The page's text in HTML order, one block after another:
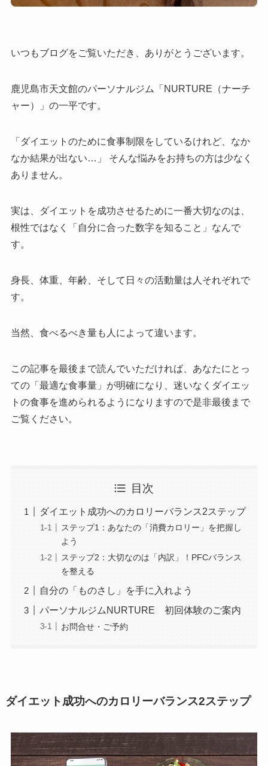
いつもブログをご覧いただき、ありがとうございます。
鹿児島市天文館のパーソナルジム「NURTURE（ナーチ
ャー）」の一平です。
「ダイエットのために食事制限をしているけれど、なか
なか結果が出ない…」 そんな悩みをお持ちの方は少なく
ありません。
実は、ダイエットを成功させるために一番大切なのは、
根性ではなく「自分に合った数字を知ること」なんで
す。
身長、体重、年齢、そして日々の活動量は人それぞれで
す。
当然、食べるべき量も人によって違います。
この記事を最後まで読んでいただければ、あなたにとっ
ての「最適な食事量」が明確になり、迷いなくダイエッ
トの食事を進められるようになりますので是非最後まで
ご覧ください。
目次
ダイエット成功へのカロリーバランス2ステップ
ステップ1：あなたの「消費カロリー」を把握し
よう
ステップ2：大切なのは「内訳」！PFCバランス
を整える
自分の「ものさし」を手に入れよう
パーソナルジムNURTURE 初回体験のご案内
お問合せ・ご予約
ダイエット成功へのカロリーバランス2ステップ